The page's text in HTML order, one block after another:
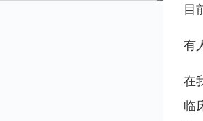
目
有
在
临